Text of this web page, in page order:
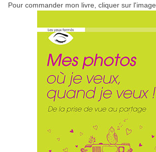
Pour commander mon livre, cliquer sur l'image.